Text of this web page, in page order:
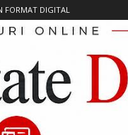
FORMAT DIGITAL